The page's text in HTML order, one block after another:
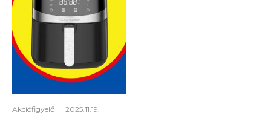
Akciófigyelő · 2025.11.19.